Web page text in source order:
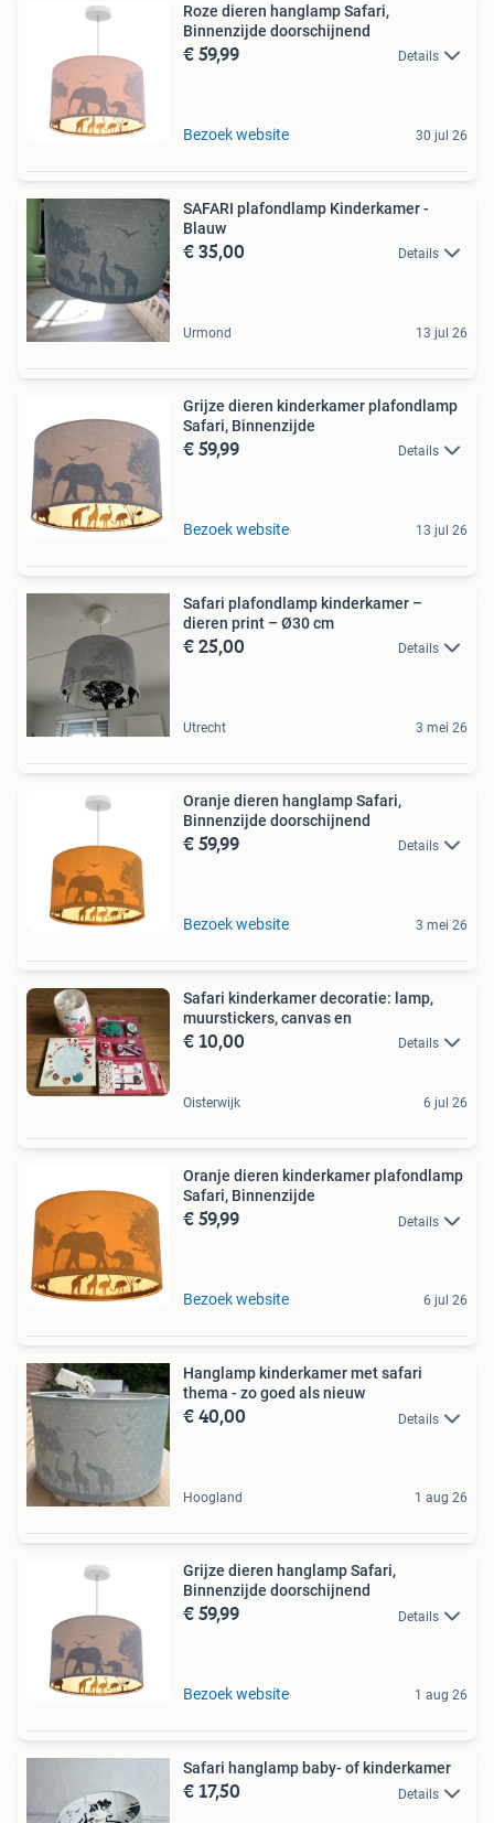
Roze dieren hanglamp Safari,
Binnenzijde doorschijnend
€ 59,99 Details
Bezoek website 30 jul 26
SAFARI plafondlamp Kinderkamer -
Blauw
€ 35,00 Details
Urmond 13 jul 26
Grijze dieren kinderkamer plafondlamp
Safari, Binnenzijde
€ 59,99 Details
Bezoek website 13 jul 26
Safari plafondlamp kinderkamer –
dieren print – Ø30 cm
€ 25,00 Details
Utrecht 3 mei 26
Oranje dieren hanglamp Safari,
Binnenzijde doorschijnend
€ 59,99 Details
Bezoek website 3 mei 26
Safari kinderkamer decoratie: lamp,
muurstickers, canvas en
€ 10,00 Details
Oisterwijk 6 jul 26
Oranje dieren kinderkamer plafondlamp
Safari, Binnenzijde
€ 59,99 Details
Bezoek website 6 jul 26
Hanglamp kinderkamer met safari
thema - zo goed als nieuw
€ 40,00 Details
Hoogland 1 aug 26
Grijze dieren hanglamp Safari,
Binnenzijde doorschijnend
€ 59,99 Details
Bezoek website 1 aug 26
Safari hanglamp baby- of kinderkamer
€ 17,50 Details